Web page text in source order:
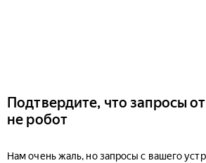
Подтвердите, что запросы
не робот
Нам очень жаль, но запросы с вашего